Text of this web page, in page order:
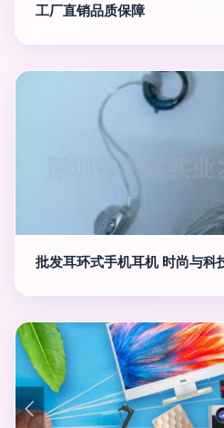
工厂直销品质保障
批发耳环式手机耳机 时尚与科